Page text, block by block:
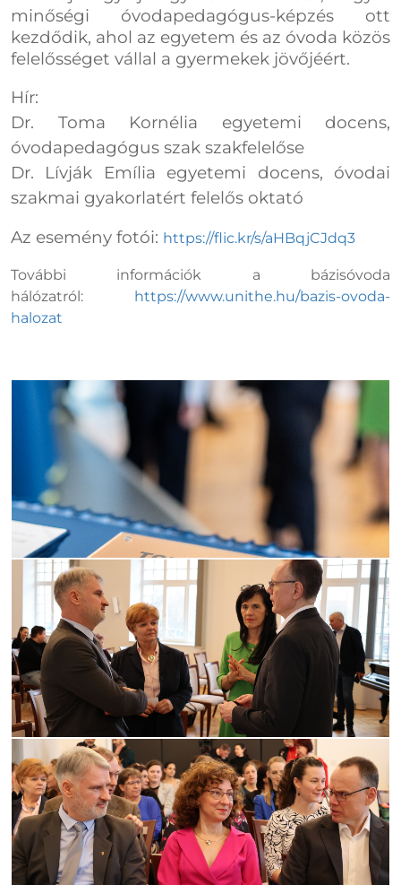
minőségi óvodapedagógus-képzés ott
kezdődik, ahol az egyetem és az óvoda közös
felelősséget vállal a gyermekek jövőjéért.
Hír:
Dr. Toma Kornélia egyetemi docens,
óvodapedagógus szak szakfelelőse
Dr. Lívják Emília egyetemi docens, óvodai
szakmai gyakorlatért felelős oktató
Az esemény fotói: https://flic.kr/s/aHBqjCJdq3
További információk a bázisóvoda
hálózatról:
https://www.unithe.hu/bazis-ovoda-
halozat